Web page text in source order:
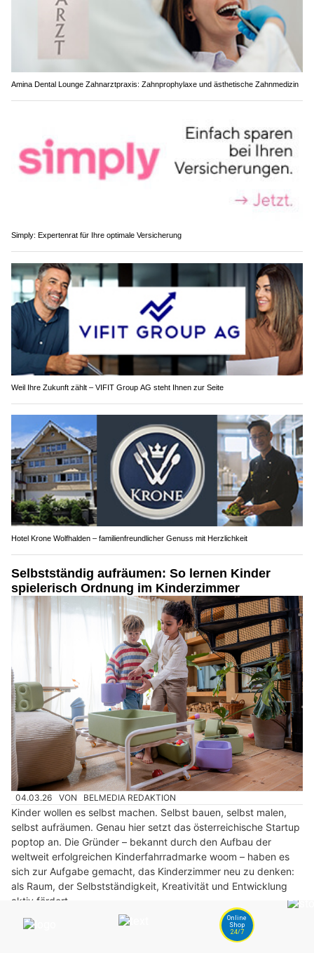
Amina Dental Lounge Zahnarztpraxis: Zahnprophylaxe und ästhetische Zahnmedizin
Simply: Expertenrat für Ihre optimale Versicherung
Weil Ihre Zukunft zählt – VIFIT Group AG steht Ihnen zur Seite
Hotel Krone Wolfhalden – familienfreundlicher Genuss mit Herzlichkeit
Selbstständig aufräumen: So lernen Kinder
spielerisch Ordnung im Kinderzimmer
04.03.26 VON BELMEDIA REDAKTION
Kinder wollen es selbst machen. Selbst bauen, selbst malen,
selbst aufräumen. Genau hier setzt das österreichische Startup
poptop an. Die Gründer – bekannt durch den Aufbau der
weltweit erfolgreichen Kinderfahrradmarke woom – haben es
sich zur Aufgabe gemacht, das Kinderzimmer neu zu denken:
als Raum, der Selbstständigkeit, Kreativität und Entwicklung
aktiv fördert.
Weiterlesen